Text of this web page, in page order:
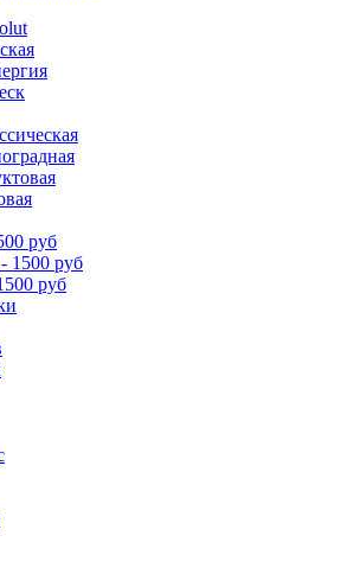
руб
1500 руб
руб